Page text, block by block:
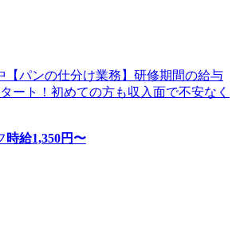
【パンの仕分け業務】研修期間の給与
ート！初めての方も収入面で不安なく
時給1,350円〜